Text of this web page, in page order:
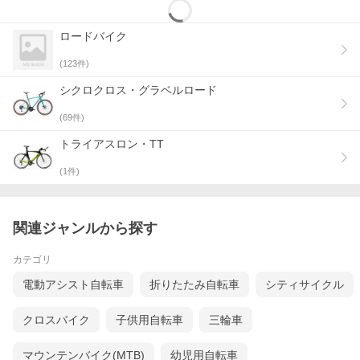
ロードバイク
(123件)
シクロクロス・グラベルロード
(69件)
トライアスロン・TT
(1件)
関連ジャンルから探す
カテゴリ
電動アシスト自転車 折りたたみ自転車 シティサイクル
クロスバイク 子供用自転車 三輪車
マウンテンバイク(MTB) 幼児用自転車